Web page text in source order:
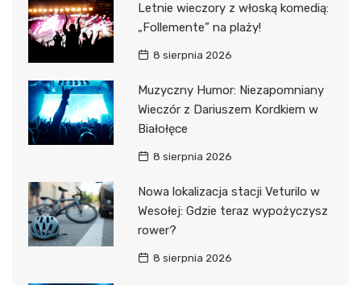
Letnie wieczory z włoską komedią:
„Follemente” na plaży!
8 sierpnia 2026
Muzyczny Humor: Niezapomniany
Wieczór z Dariuszem Kordkiem w
Białołęce
8 sierpnia 2026
Nowa lokalizacja stacji Veturilo w
Wesołej: Gdzie teraz wypożyczysz
rower?
8 sierpnia 2026